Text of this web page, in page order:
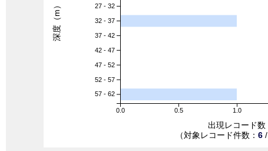
0.0 0.5 1.0
27 - 32
32 - 37
37 - 42
42 - 47
47 - 52
52 - 57
57 - 62
出現レコード数
（対象レコード件数： 6 /
深度（m）